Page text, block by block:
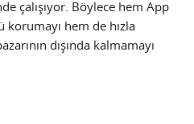
çalışıyor. Böylece hem App
hem de hızla
dışında kalmamayı